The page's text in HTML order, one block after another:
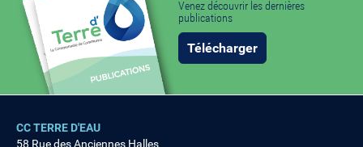
Venez découvrir les dernières
publications
Télécharger
CC TERRE D'EAU
58 Rue des Anciennes Halles